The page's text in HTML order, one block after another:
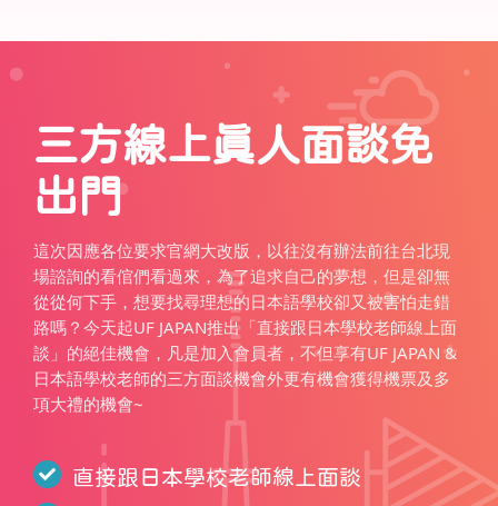
三方線上真人面談免
出門
這次因應各位要求官網大改版，以往沒有辦法前往台北現
場諮詢的看倌們看過來，為了追求自己的夢想，但是卻無
從從何下手，想要找尋理想的日本語學校卻又被害怕走錯
路嗎？今天起UF JAPAN推出「直接跟日本學校老師線上面
談」的絕佳機會，凡是加入會員者，不但享有UF JAPAN &
日本語學校老師的三方面談機會外更有機會獲得機票及多
項大禮的機會~
直接跟日本學校老師線上面談